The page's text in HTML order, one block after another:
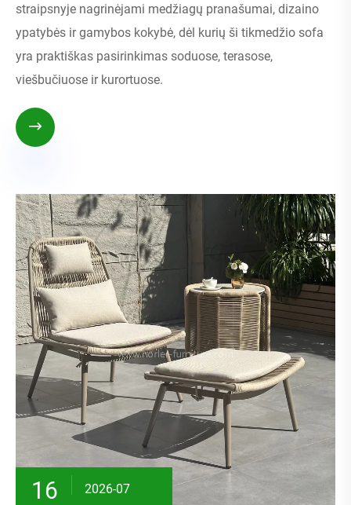
straipsnyje nagrinėjami medžiagų pranašumai, dizaino
ypatybės ir gamybos kokybė, dėl kurių ši tikmedžio sofa
yra praktiškas pasirinkimas soduose, terasose,
viešbučiuose ir kurortuose.

16 2026-07